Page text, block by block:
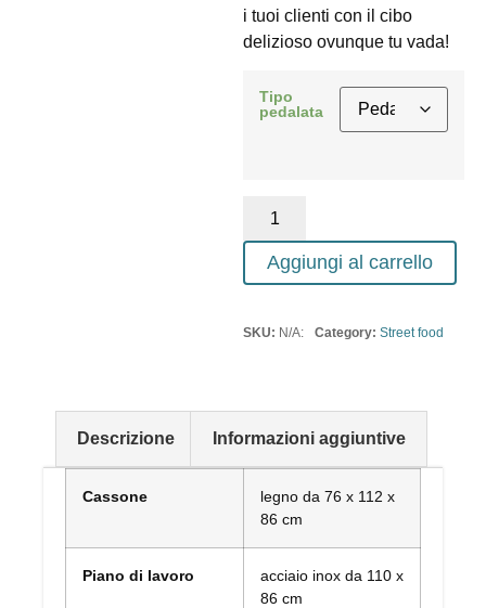
i tuoi clienti con il cibo
delizioso ovunque tu vada!
Tipo
pedalata
Aggiungi al carrello
SKU: N/A: Category: Street food
Descrizione Informazioni aggiuntive
Cassone
legno da 76 x 112 x
86 cm
Piano di lavoro
acciaio inox da 110 x
86 cm